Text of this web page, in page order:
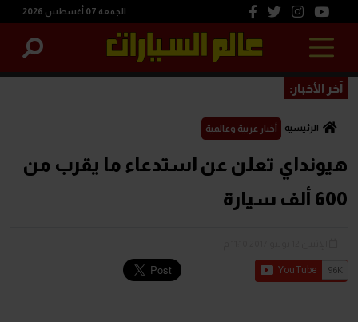
الجمعة 07 أغسطس 2026
آخر الأخبار:
الرئيسية أخبار عربية وعالمية
هيونداي تعلن عن استدعاء ما يقرب من
600 ألف سيارة